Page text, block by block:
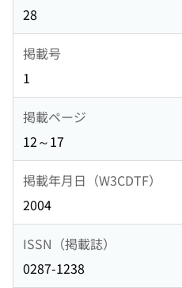
28
掲載号
1
掲載ページ
12～17
掲載年月日（W3CDTF）
2004
ISSN（掲載誌）
0287-1238